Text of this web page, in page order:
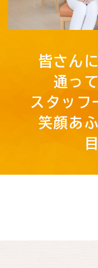
皆さん
通っ
スタッフ
笑顔あ